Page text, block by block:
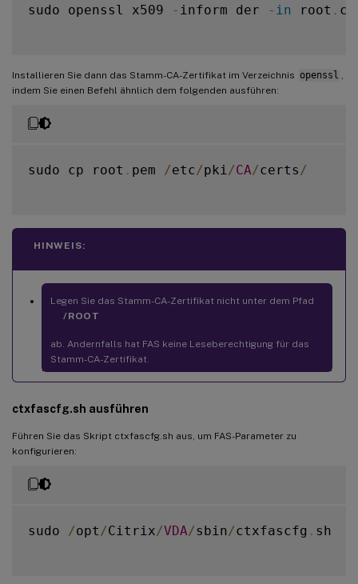
sudo openssl x509 - inform der - in root .
Installieren Sie dann das Stamm-CA-Zertifikat im Verzeichnis openssl
indem Sie einen Befehl ähnlich dem folgenden ausführen:
sudo cp root . pem /etc/pki /CA/certs /
HINWEIS:
Legen Sie das Stamm-CA-Zertifikat nicht unter dem Pfad
/ROOT
ab. Andernfalls hat FAS keine Leseberechtigung für das
Stamm-CA-Zertifikat.
ctxfascfg.sh ausführen
Führen Sie das Skript ctxfascfg.sh aus, um FAS-Parameter zu
konfigurieren:
sudo /opt /Citrix/VDA/sbin/ctxfascfg . sh